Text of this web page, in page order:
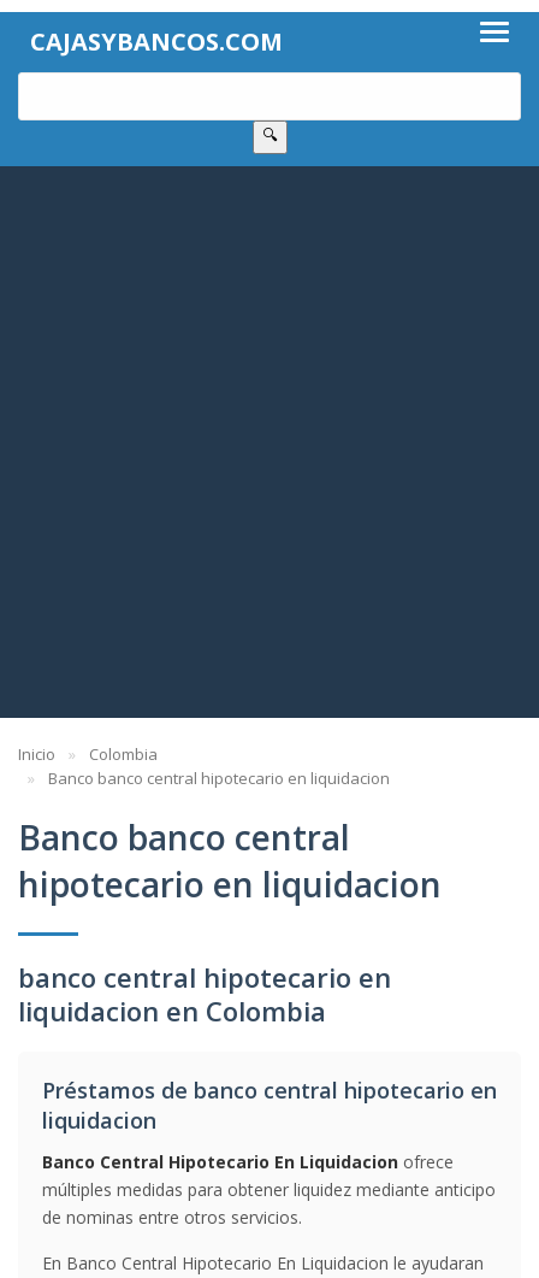
CAJASYBANCOS.COM
🔍
Inicio
Colombia
Banco banco central hipotecario en liquidacion
Banco banco central
hipotecario en liquidacion
banco central hipotecario en
liquidacion en Colombia
Préstamos de banco central hipotecario en
liquidacion
Banco Central Hipotecario En Liquidacion ofrece
múltiples medidas para obtener liquidez mediante anticipo
de nominas entre otros servicios.
En Banco Central Hipotecario En Liquidacion le ayudaran